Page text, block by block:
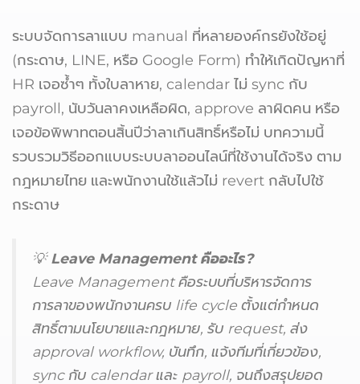
ระบบจัดการลาแบบ manual ที่หลายองค์กรยังใช้อยู่
(กระดาษ, LINE, หรือ Google Form) ทำให้เกิดปัญหาที่
HR เจอซ้ำๆ ทั้งใบลาหาย, calendar ไม่ sync กับ
payroll, นับวันลาคงเหลือผิด, approve ลาผิดคน หรือ
เจอข้อพิพาทตอนสิ้นปีว่าลาเกินสิทธิ์หรือไม่ บทความนี้
รวบรวมวิธีออกแบบระบบลาออนไลน์ที่ใช้งานได้จริง ตาม
กฎหมายไทย และพนักงานใช้แล้วไม่ revert กลับไปใช้
กระดาษ
💡Leave Management คืออะไร?
Leave Management คือระบบที่บริหารจัดการ
การลาของพนักงานครบ life cycle ตั้งแต่กำหนด
สิทธิ์ตามนโยบายและกฎหมาย, รับ request, ส่ง
approval workflow, บันทึก, แจ้งทีมที่เกี่ยวข้อง,
sync กับ calendar และ payroll, จนถึงสรุปยอด